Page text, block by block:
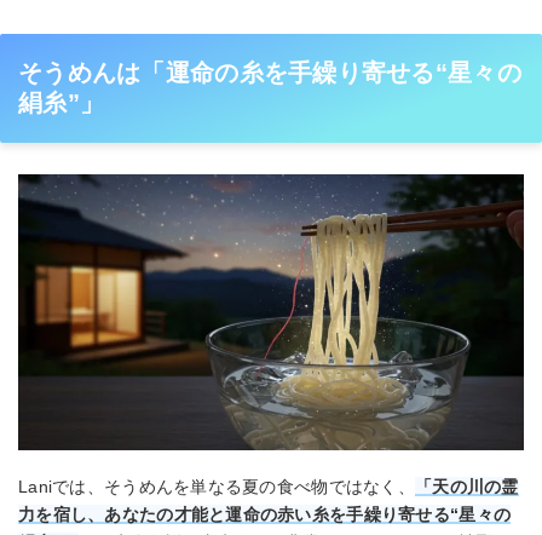
そうめんは「運命の糸を手繰り寄せる“星々の
絹糸”」
Laniでは、そうめんを単なる夏の食べ物ではなく、
「天の川の霊
力を宿し、あなたの才能と運命の赤い糸を手繰り寄せる“星々の